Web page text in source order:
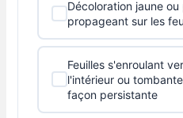
Décoloration jaune ou
propageant sur les
Feuilles s'enroulant
l'intérieur ou
façon persistante